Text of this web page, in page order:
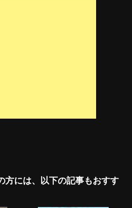
方には、以下の記事もおすす